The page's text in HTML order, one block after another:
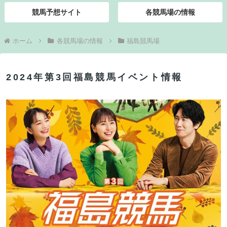
競馬予想サイト 各競馬場の情報
ホーム 各競馬場の情報 福島競馬場
2024年第3回福島競馬イベント情報